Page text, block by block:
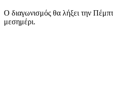
Ο διαγωνισμός θα λήξει την
μεσημέρι.